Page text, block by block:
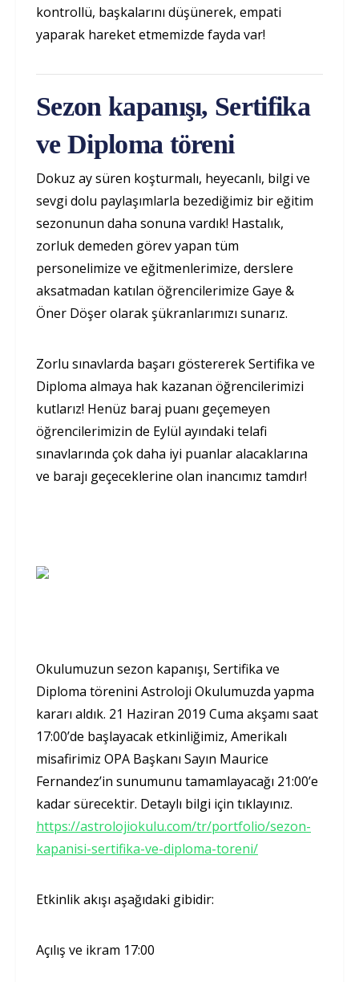
kontrollü, başkalarını düşünerek, empati
yaparak hareket etmemizde fayda var!
Sezon kapanışı, Sertifika
ve Diploma töreni
Dokuz ay süren koşturmalı, heyecanlı, bilgi ve
sevgi dolu paylaşımlarla bezediğimiz bir eğitim
sezonunun daha sonuna vardık! Hastalık,
zorluk demeden görev yapan tüm
personelimize ve eğitmenlerimize, derslere
aksatmadan katılan öğrencilerimize Gaye &
Öner Döşer olarak şükranlarımızı sunarız.
Zorlu sınavlarda başarı göstererek Sertifika ve
Diploma almaya hak kazanan öğrencilerimizi
kutlarız! Henüz baraj puanı geçemeyen
öğrencilerimizin de Eylül ayındaki telafi
sınavlarında çok daha iyi puanlar alacaklarına
ve barajı geçeceklerine olan inancımız tamdır!
Okulumuzun sezon kapanışı, Sertifika ve
Diploma törenini Astroloji Okulumuzda yapma
kararı aldık. 21 Haziran 2019 Cuma akşamı saat
17:00’de başlayacak etkinliğimiz, Amerikalı
misafirimiz OPA Başkanı Sayın Maurice
Fernandez’in sunumunu tamamlayacağı 21:00’e
kadar sürecektir. Detaylı bilgi için tıklayınız.
https://astrolojiokulu.com/tr/portfolio/sezon-
kapanisi-sertifika-ve-diploma-toreni/
Etkinlik akışı aşağıdaki gibidir:
Açılış ve ikram 17:00